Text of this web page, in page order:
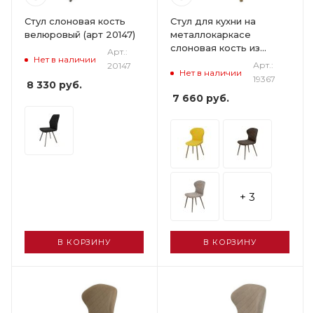
Стул слоновая кость
велюровый (арт 20147)
Нет в наличии
Арт.:
20147
8 330 руб.
В КОРЗИНУ
Стул для кухни на
металлокаркасе
слоновая кость из
велюра (арт 19367)
Нет в наличии
Арт.:
19367
7 660 руб.
+ 3
В КОРЗИНУ